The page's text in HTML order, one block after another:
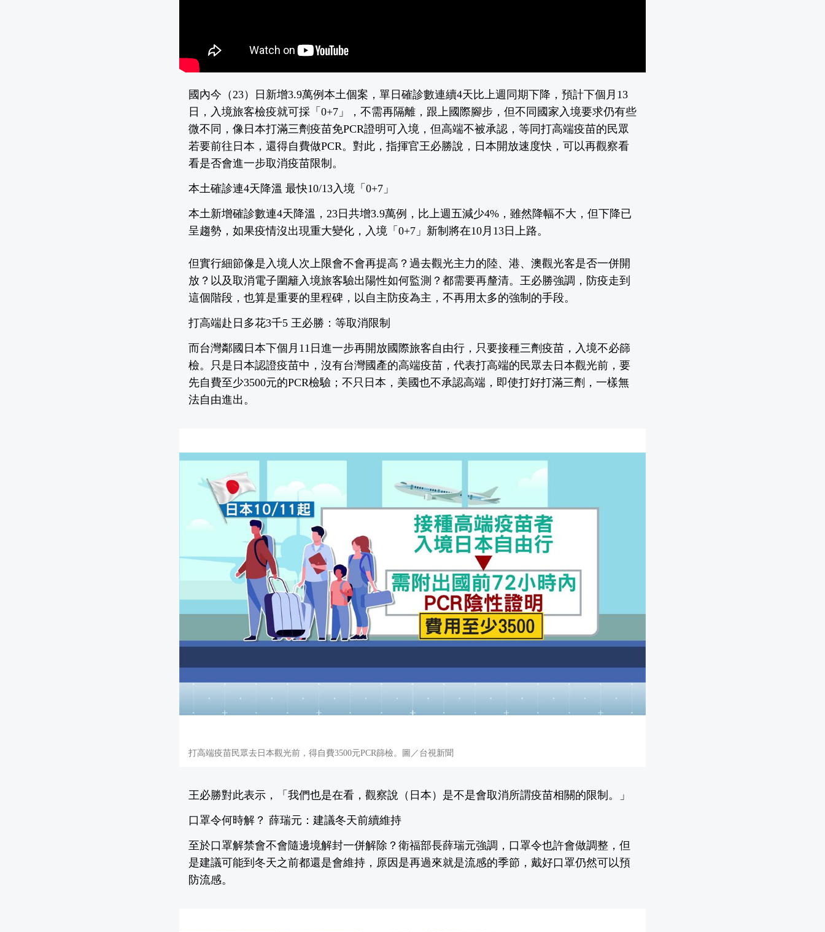
國內今（23）日新增3.9萬例本土個案，單日確診數連續4天比上週同期下降，預計下個月13
日，入境旅客檢疫就可採「0+7」，不需再隔離，跟上國際腳步，但不同國家入境要求仍有些
微不同，像日本打滿三劑疫苗免PCR證明可入境，但高端不被承認，等同打高端疫苗的民眾
若要前往日本，還得自費做PCR。對此，指揮官王必勝說，日本開放速度快，可以再觀察看
看是否會進一步取消疫苗限制。
本土確診連4天降溫 最快10/13入境「0+7」
本土新增確診數連4天降溫，23日共增3.9萬例，比上週五減少4%，雖然降幅不大，但下降已
呈趨勢，如果疫情沒出現重大變化，入境「0+7」新制將在10月13日上路。
但實行細節像是入境人次上限會不會再提高？過去觀光主力的陸、港、澳觀光客是否一併開
放？以及取消電子圍籬入境旅客驗出陽性如何監測？都需要再釐清。王必勝強調，防疫走到
這個階段，也算是重要的里程碑，以自主防疫為主，不再用太多的強制的手段。
打高端赴日多花3千5 王必勝：等取消限制
而台灣鄰國日本下個月11日進一步再開放國際旅客自由行，只要接種三劑疫苗，入境不必篩
檢。只是日本認證疫苗中，沒有台灣國產的高端疫苗，代表打高端的民眾去日本觀光前，要
先自費至少3500元的PCR檢驗；不只日本，美國也不承認高端，即使打好打滿三劑，一樣無
法自由進出。
打高端疫苗民眾去日本觀光前，得自費3500元PCR篩檢。圖／台視新聞
王必勝對此表示，「我們也是在看，觀察說（日本）是不是會取消所謂疫苗相關的限制。」
口罩令何時解？ 薛瑞元：建議冬天前續維持
至於口罩解禁會不會隨邊境解封一併解除？衛福部長薛瑞元強調，口罩令也許會做調整，但
是建議可能到冬天之前都還是會維持，原因是再過來就是流感的季節，戴好口罩仍然可以預
防流感。